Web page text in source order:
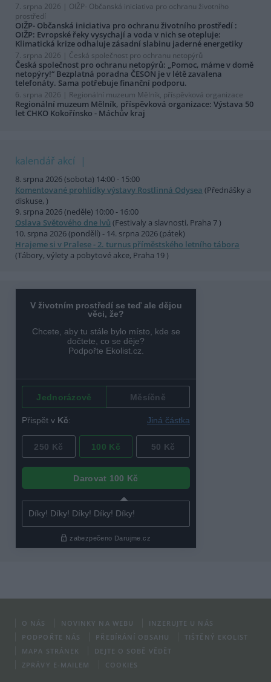
7. srpna 2026 | OIŽP- Občanská iniciativa pro ochranu životního
prostředí
OIŽP- Občanská iniciativa pro ochranu životního prostředí :
OIŽP: Evropské řeky vysychají a voda v nich se otepluje:
Klimatická krize odhaluje zásadní slabinu jaderné energetiky
7. srpna 2026 | Česká společnost pro ochranu netopýrů
Česká společnost pro ochranu netopýrů: „Pomoc, máme v domě
netopýry!“ Bezplatná poradna ČESON je v létě zavalena
telefonáty. Sama potřebuje finanční podporu.
6. srpna 2026 | Regionální muzeum Mělník, příspěvková organizace
Regionální muzeum Mělník, příspěvková organizace: Výstava 50
let CHKO Kokořínsko - Máchův kraj
kalendář akcí
8. srpna 2026 (sobota) 14:00 - 15:00
Komentované prohlídky výstavy Rostlinná Odysea (Přednášky a
diskuse, )
9. srpna 2026 (neděle) 10:00 - 16:00
Oslava Světového dne lvů (Festivaly a slavnosti, Praha 7 )
10. srpna 2026 (pondělí) - 14. srpna 2026 (pátek)
Hrajeme si v Pralese - 2. turnus příměstského letního tábora
(Tábory, výlety a pobytové akce, Praha 19 )
O NÁS NOVINKY NA WEBU
INZERUJTE U NÁS
PODPOŘTE NÁS
PŘEBÍRÁNÍ OBSAHU
TIŠTĚNÝ EKOLIST
MAPA STRÁNEK
DEJTE O SOBĚ VĚDĚT
ZPRÁVY E-MAILEM
COOKIES